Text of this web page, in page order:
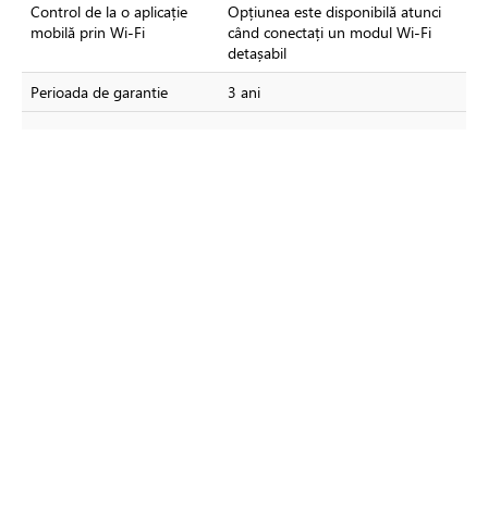
Control de la o aplicație
mobilă prin Wi-Fi
Opțiunea este disponibilă atunci
când conectați un modul Wi-Fi
detașabil
Perioada de garantie
3 ani